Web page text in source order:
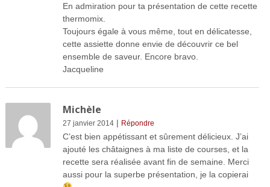
En admiration pour ta présentation de cette recette
thermomix.
Toujours égale à vous même, tout en délicatesse,
cette assiette donne envie de découvrir ce bel
ensemble de saveur. Encore bravo.
Jacqueline
Michèle
27 janvier 2014| Répondre
C’est bien appétissant et sûrement délicieux. J’ai
ajouté les châtaignes à ma liste de courses, et la
recette sera réalisée avant fin de semaine. Merci
aussi pour la superbe présentation, je la copierai